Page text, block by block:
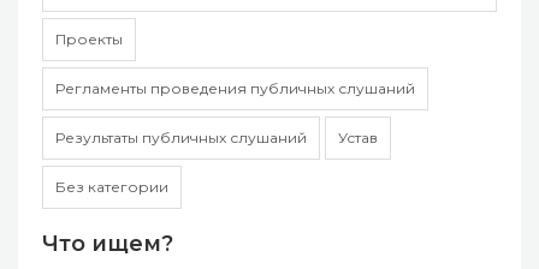
Проекты
Регламенты проведения публичных слушаний
Результаты публичных слушаний Устав
Без категории
Что ищем?